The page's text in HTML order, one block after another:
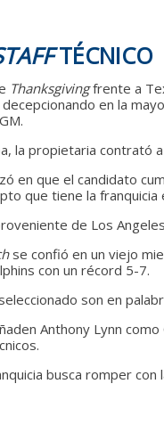
TÉCNICO
Thanksgivingfrente a
en la
la propietaria contrató
en que el candidato
que tiene la
de Los
se confió en un viejo
con un récord 5-7.
son en
Anthony Lynn
busca romper